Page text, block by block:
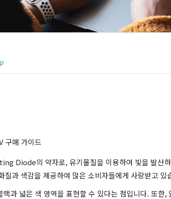
구매 가이드
Diode의 약자로, 유기물질을 이용하여 빛을 발산하
질과 색감을 제공하여 많은 소비자들에게 사랑받고 있
과 넓은 색 영역을 표현할 수 있다는 점입니다. 또한,